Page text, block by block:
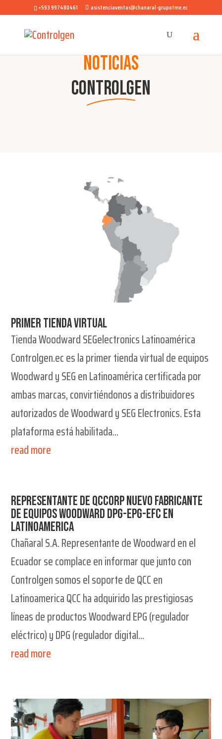
+593 997480461 asistenciaventas@chanaral-grupotme.ec
NOTICIAS
CONTROLGEN
Primer tienda virtual
Tienda Woodward SEGelectronics Latinoamérica
Controlgen.ec es la primer tienda virtual de equipos
Woodward y SEG en Latinoamérica certificada por
ambas marcas, convirtiéndonos a distribuidores
autorizados de Woodward y SEG Electronics. Esta
plataforma está habilitada...
read more
Representante de QCCorp nuevo fabricante
de equipos Woodward DPG-EPG-EFC en
latinoamerica
Chañaral S.A. Representante de Woodward en el
Ecuador se complace en informar que junto con
Controlgen somos el soporte de QCC en
Latinoamerica QCC ha adquirido las prestigiosas
líneas de productos Woodward EPG (regulador
eléctrico) y DPG (regulador digital...
read more